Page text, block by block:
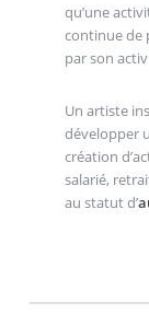
qu’une
continue de
par son
Un artiste
développer
création
salarié,
au statut d’